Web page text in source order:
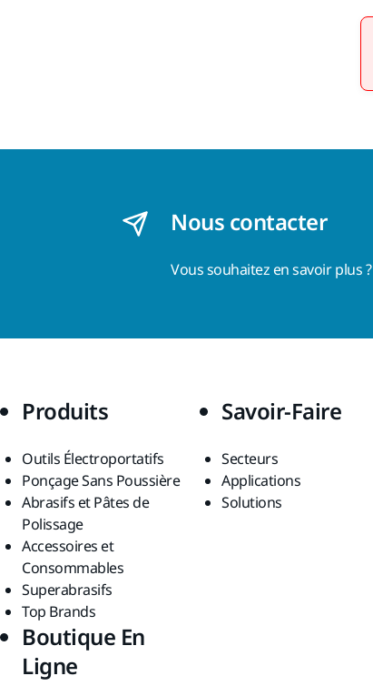
Nous contacter
Vous souhaitez en savoir plus ?
Produits
Outils Électroportatifs
Ponçage Sans Poussière
Abrasifs et Pâtes de
Polissage
Accessoires et
Consommables
Superabrasifs
Top Brands
Savoir-Faire
Secteurs
Applications
Solutions
Boutique En
Ligne